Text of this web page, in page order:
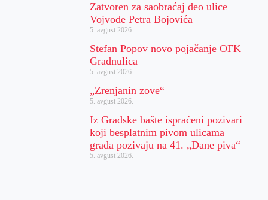
Zatvoren za saobraćaj deo ulice
Vojvode Petra Bojovića
5. avgust 2026.
Stefan Popov novo pojačanje OFK
Gradnulica
5. avgust 2026.
„Zrenjanin zove“
5. avgust 2026.
Iz Gradske bašte ispraćeni pozivari
koji besplatnim pivom ulicama
grada pozivaju na 41. „Dane piva“
5. avgust 2026.